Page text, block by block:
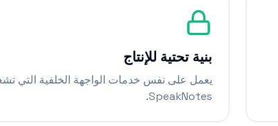
بنية تحتية للإنتاج
يعمل على نفس خدمات الواجهة الخلفية التي
SpeakNotes.